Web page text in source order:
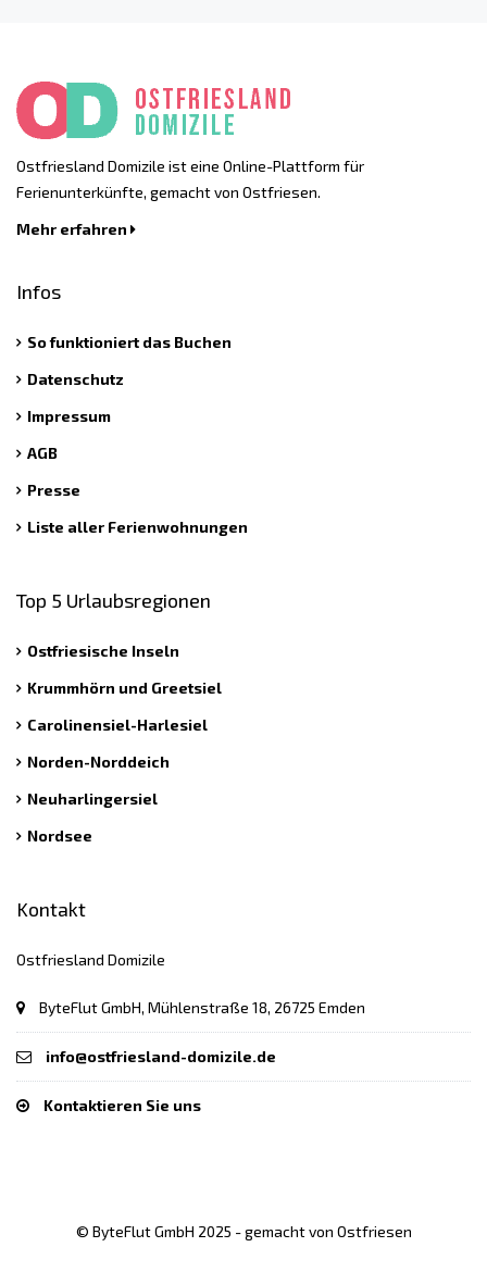
Ostfriesland Domizile ist eine Online-Plattform für
Ferienunterkünfte, gemacht von Ostfriesen.
Mehr erfahren
Infos
So funktioniert das Buchen
Datenschutz
Impressum
AGB
Presse
Liste aller Ferienwohnungen
Top 5 Urlaubsregionen
Ostfriesische Inseln
Krummhörn und Greetsiel
Carolinensiel-Harlesiel
Norden-Norddeich
Neuharlingersiel
Nordsee
Kontakt
Ostfriesland Domizile
ByteFlut GmbH, Mühlenstraße 18, 26725 Emden
info@ostfriesland-domizile.de
Kontaktieren Sie uns
© ByteFlut GmbH 2025 - gemacht von Ostfriesen